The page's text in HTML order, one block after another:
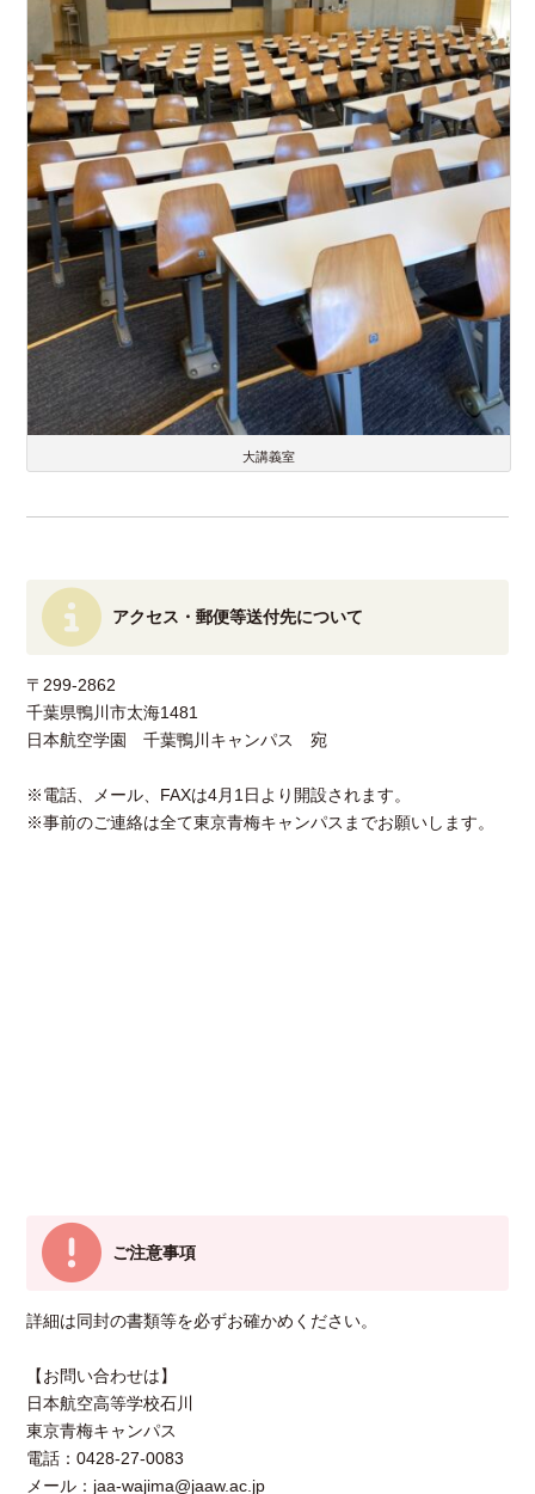
大講義室
アクセス・郵便等送付先について
〒299-2862
千葉県鴨川市太海1481
日本航空学園 千葉鴨川キャンパス 宛
※電話、メール、FAXは4月1日より開設されます。
※事前のご連絡は全て東京青梅キャンパスまでお願いします。
ご注意事項
詳細は同封の書類等を必ずお確かめください。
【お問い合わせは】
日本航空高等学校石川
東京青梅キャンパス
電話：0428-27-0083
メール：jaa-wajima@jaaw.ac.jp